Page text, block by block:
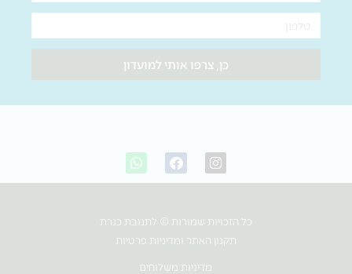
טלפון
כן, צרפו אותי למועדון
I
n
s
g
m
F
a
c
o
o
W
h
a
a
p
כל הזכויות שמורות © לתנובת כנרת
תקנון האתר ומדיניות פרטיות
מדיניות משלוחים